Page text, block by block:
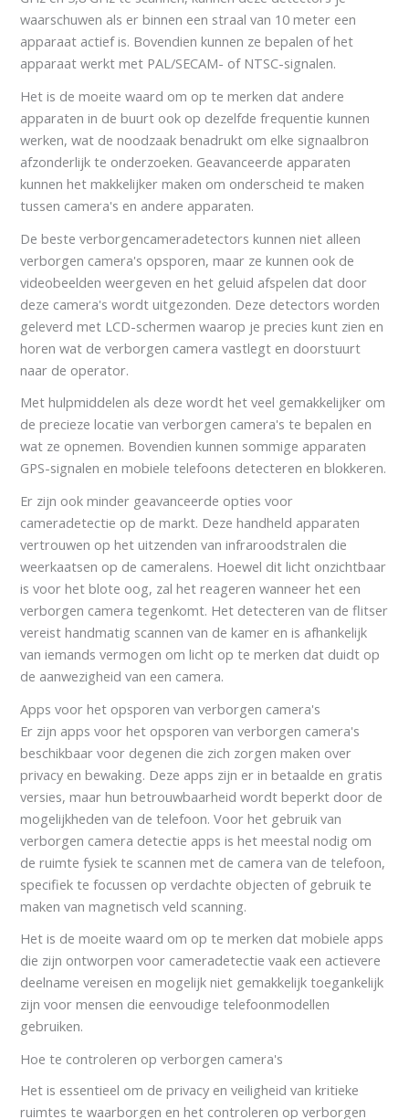
waarschuwen als er binnen een straal van 10 meter een
apparaat actief is. Bovendien kunnen ze bepalen of het
apparaat werkt met PAL/SECAM- of NTSC-signalen.
Het is de moeite waard om op te merken dat andere
apparaten in de buurt ook op dezelfde frequentie kunnen
werken, wat de noodzaak benadrukt om elke signaalbron
afzonderlijk te onderzoeken. Geavanceerde apparaten
kunnen het makkelijker maken om onderscheid te maken
tussen camera's en andere apparaten.
De beste verborgencameradetectors kunnen niet alleen
verborgen camera's opsporen, maar ze kunnen ook de
videobeelden weergeven en het geluid afspelen dat door
deze camera's wordt uitgezonden. Deze detectors worden
geleverd met LCD-schermen waarop je precies kunt zien en
horen wat de verborgen camera vastlegt en doorstuurt
naar de operator.
Met hulpmiddelen als deze wordt het veel gemakkelijker om
de precieze locatie van verborgen camera's te bepalen en
wat ze opnemen. Bovendien kunnen sommige apparaten
GPS-signalen en mobiele telefoons detecteren en blokkeren.
Er zijn ook minder geavanceerde opties voor
cameradetectie op de markt. Deze handheld apparaten
vertrouwen op het uitzenden van infraroodstralen die
weerkaatsen op de cameralens. Hoewel dit licht onzichtbaar
is voor het blote oog, zal het reageren wanneer het een
verborgen camera tegenkomt. Het detecteren van de flitser
vereist handmatig scannen van de kamer en is afhankelijk
van iemands vermogen om licht op te merken dat duidt op
de aanwezigheid van een camera.
Apps voor het opsporen van verborgen camera's
Er zijn apps voor het opsporen van verborgen camera's
beschikbaar voor degenen die zich zorgen maken over
privacy en bewaking. Deze apps zijn er in betaalde en gratis
versies, maar hun betrouwbaarheid wordt beperkt door de
mogelijkheden van de telefoon. Voor het gebruik van
verborgen camera detectie apps is het meestal nodig om
de ruimte fysiek te scannen met de camera van de telefoon,
specifiek te focussen op verdachte objecten of gebruik te
maken van magnetisch veld scanning.
Het is de moeite waard om op te merken dat mobiele apps
die zijn ontworpen voor cameradetectie vaak een actievere
deelname vereisen en mogelijk niet gemakkelijk toegankelijk
zijn voor mensen die eenvoudige telefoonmodellen
gebruiken.
Hoe te controleren op verborgen camera's
Het is essentieel om de privacy en veiligheid van kritieke
ruimtes te waarborgen en het controleren op verborgen